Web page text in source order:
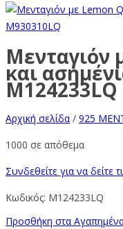
Μενταγιόν
και
M124233LQ
Αρχική σελίδα / 925
1000 σε απόθεμα
Συνδεθείτε για να δείτε
Κωδικός: M124233LQ
Προσθήκη στα